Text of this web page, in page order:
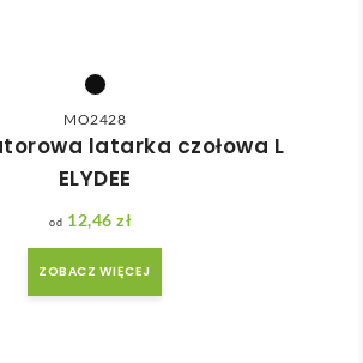
MO2428
latarka czołowa L
ELYDEE
12,46zł
ZOBACZ WIĘCEJ